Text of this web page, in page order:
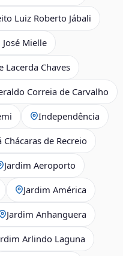
Luiz Roberto Jábali
Mielle
Lacerda Chaves
Correia de Carvalho
Independência
de Recreio
Jardim Aeroporto
Jardim América
Jardim Anhanguera
Arlindo Laguna